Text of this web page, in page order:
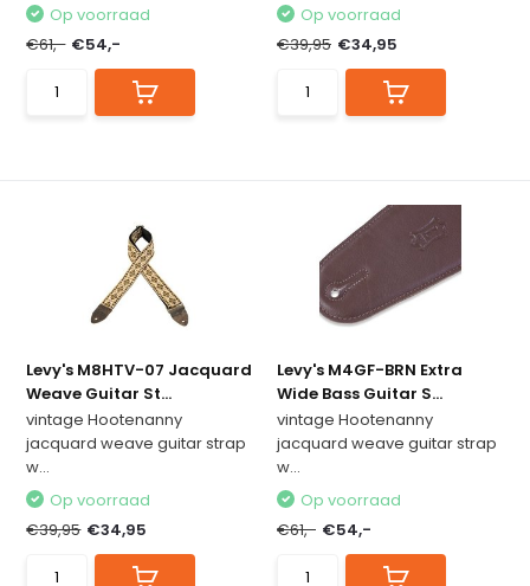
Op voorraad
€61,- €54,-
Op voorraad
€39,95 €34,95
Levy's M8HTV-07 Jacquard
Weave Guitar St...
vintage Hootenanny
jacquard weave guitar strap
w...
Op voorraad
€39,95 €34,95
Levy's M4GF-BRN Extra
Wide Bass Guitar S...
vintage Hootenanny
jacquard weave guitar strap
w...
Op voorraad
€61,- €54,-